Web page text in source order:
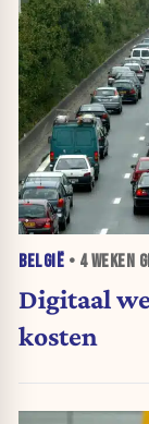
BELGIË • 4 WEKEN
Digitaal
kosten